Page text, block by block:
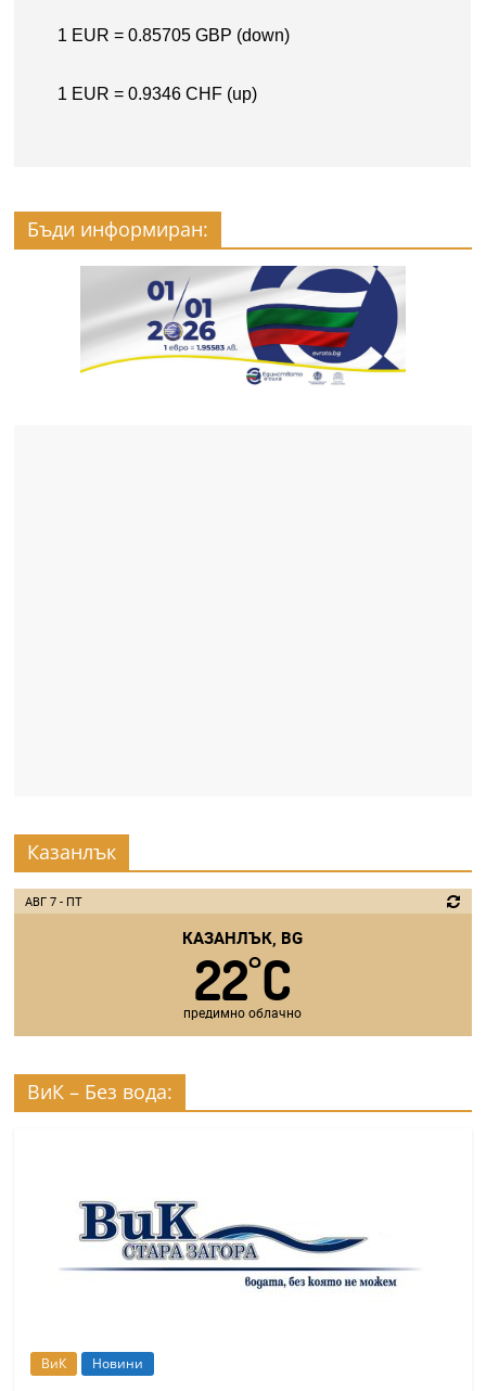
Бъди информиран:
Казанлък
АВГ 7 - ПТ
КАЗАНЛЪК, BG
22°C
предимно облачно
ВиК – Без вода:
ВиК Новини